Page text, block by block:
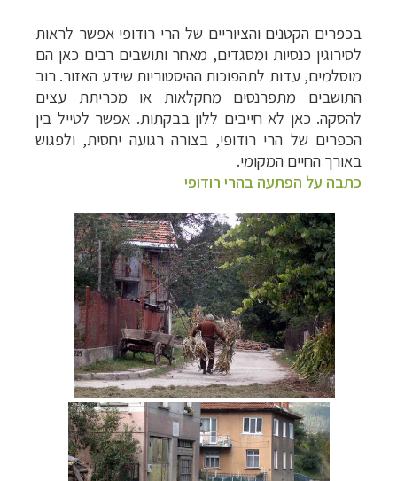
בכפרים הקטנים והציוריים של הרי רודופי אפשר לראות
לסירוגין כנסיות ומסגדים, מאחר ותושבים רבים כאן הם
מוסלמים, עדות לתהפוכות ההיסטוריות שידע האזור. רוב
התושבים מתפרנסים מחקלאות או מכריתת עצים
להסקה.כאן לא חייבים ללון בבקתות. אפשר לטייל בין
הכפרים של הרי רודופי, בצורה רגועה יחסית, ולפגוש
באורך החיים המקומי.
כתבה על הפתעה בהרי רודופי